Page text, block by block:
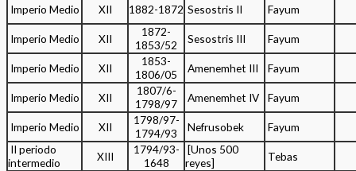
Imperio Medio XII 1882-1872 Sesostris II Fayum
Imperio Medio XII
1872-
1853/52
Sesostris III Fayum
Imperio Medio XII
1853-
1806/05
Amenemhet III Fayum
Imperio Medio XII
1807/6-
1798/97
Amenemhet IV Fayum
Imperio Medio XII
1798/97-
1794/93
Nefrusobek
Fayum
II periodo
intermedio
XIII
1794/93-
1648
[Unos 500
reyes]
Tebas